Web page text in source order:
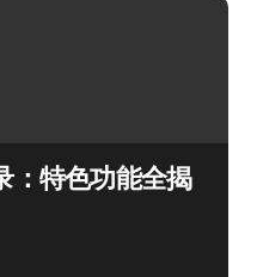
：特色功能全揭